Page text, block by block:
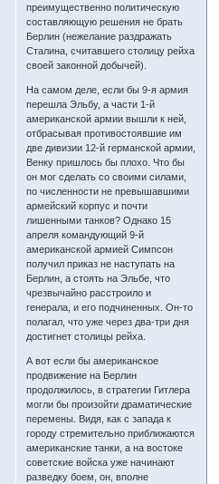
преимущественно политическую
составляющую решения не брать
Берлин (нежелание раздражать
Сталина, считавшего столицу рейха
своей законной добычей).
На самом деле, если бы 9-я армия
перешла Эльбу, а части 1-й
американской армии вышли к ней,
отбрасывая противостоявшие им
две дивизии 12-й германской армии,
Венку пришлось бы плохо. Что бы
он мог сделать со своими силами,
по численности не превышавшими
армейский корпус и почти
лишенными танков? Однако 15
апреля командующий 9-й
американской армией Симпсон
получил приказ не наступать на
Берлин, а стоять на Эльбе, что
чрезвычайно расстроило и
генерала, и его подчиненных. Он-то
полагал, что уже через два-три дня
достигнет столицы рейха.
А вот если бы американское
продвижение на Берлин
продолжилось, в стратегии Гитлера
могли бы произойти драматические
перемены. Видя, как с запада к
городу стремительно приближаются
американские танки, а на востоке
советские войска уже начинают
разведку боем, он, вполне